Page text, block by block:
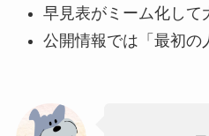
早見表がミーム化して
公開情報では「最初の